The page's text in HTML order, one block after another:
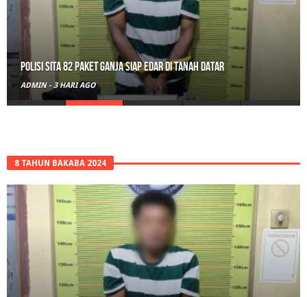
Polisi Sita 82 Paket Ganja Siap Edar di Tanah Datar
ADMIN - 3 HARI AGO
8 TAHUN BAKABA 2024